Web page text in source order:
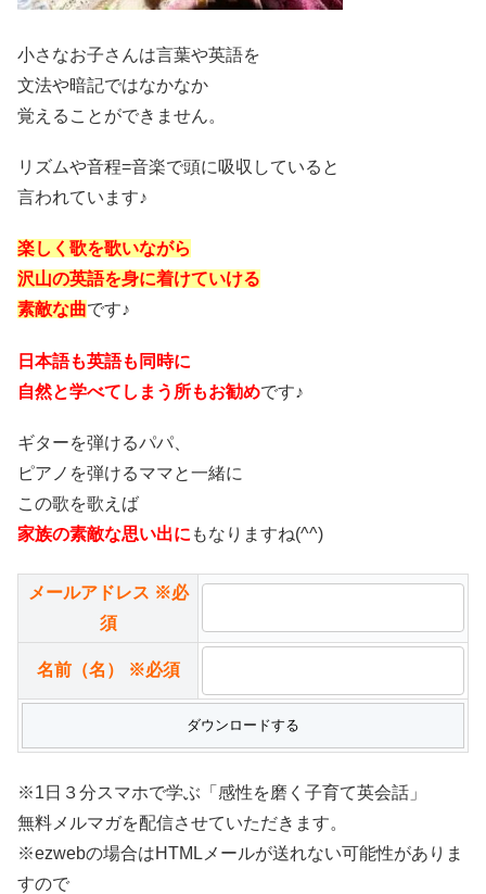
小さなお子さんは言葉や英語を
文法や暗記ではなかなか
覚えることができません。
リズムや音程=音楽で頭に吸収していると
言われています♪
楽しく歌を歌いながら
沢山の英語を身に着けていける
素敵な曲です♪
日本語も英語も同時に
自然と学べてしまう所もお勧めです♪
ギターを弾けるパパ、
ピアノを弾けるママと一緒に
この歌を歌えば
家族の素敵な思い出に もなりますね(^^)
メールアドレス ※必
須
名前（名） ※必須
※1日３分スマホで学ぶ「感性を磨く子育て英会話」
無料メルマガを配信させていただきます。
※ezwebの場合はHTMLメールが送れない可能性がありま
すので